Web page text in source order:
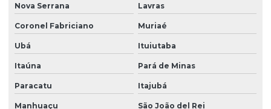
Nova Serrana Lavras
Coronel Fabriciano Muriaé
Ubá Ituiutaba
Itaúna Pará de Minas
Paracatu Itajubá
Manhuaçu São João del Rei